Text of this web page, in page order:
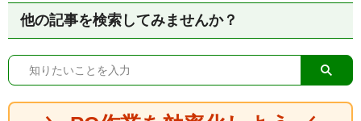
他の記事を検索してみませんか？